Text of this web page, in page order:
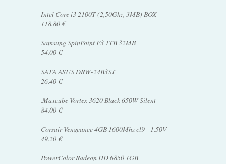
Intel Core i3 2100T (2,50Ghz, 3MB) BOX
118.80 €
Samsung SpinPoint F3 1TB 32MB
54.00 €
SATA ASUS DRW-24B3ST
26.40 €
.Maxcube Vortex 3620 Black 650W Silent
84.00 €
Corsair Vengeance 4GB 1600Mhz cl9 - 1.50V
49.20 €
PowerColor Radeon HD 6850 1GB